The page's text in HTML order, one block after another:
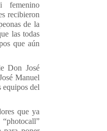
femenino
recibieron
de la
las todas
que aún
Don José
Manuel
equipos del
que ya